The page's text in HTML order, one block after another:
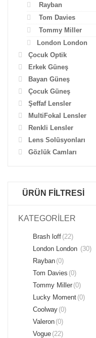
Rayban
Tom Davies
Tommy Miller
London London
Çocuk Optik
Erkek Güneş
Bayan Güneş
Çocuk Güneş
Şeffaf Lensler
MultiFokal Lensler
Renkli Lensler
Lens Solüsyonları
Gözlük Camları
ÜRÜN FİLTRESİ
KATEGORİLER
Brash loff (22)
London London (30)
Rayban (0)
Tom Davies (0)
Tommy Miller (0)
Lucky Moment (0)
Coolway (0)
Valeron (0)
Vogue (22)